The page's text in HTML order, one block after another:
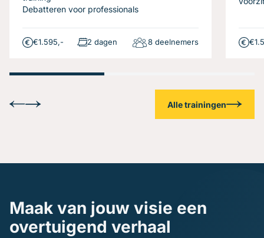
Debatteren voor professionals
€1.595,- 2 dagen 8 deelnemers
Alle trainingen
Maak van jouw visie een
overtuigend verhaal